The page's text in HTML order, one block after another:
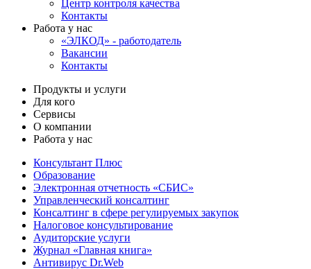
Центр контроля качества
Контакты
Работа у нас
«ЭЛКОД» - работодатель
Вакансии
Контакты
Продукты и услуги
Для кого
Сервисы
О компании
Работа у нас
Консультант Плюс
Образование
Электронная отчетность «СБИС»
Управленческий консалтинг
Консалтинг в сфере регулируемых закупок
Налоговое консультирование
Аудиторские услуги
Журнал «Главная книга»
Антивирус Dr.Web